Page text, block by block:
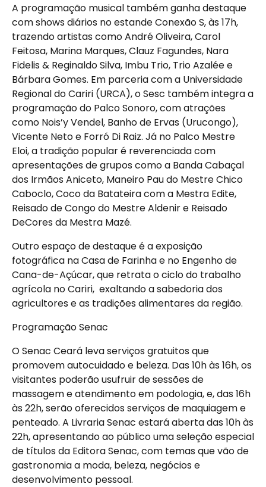
A programação musical também ganha destaque
com shows diários no estande Conexão S, às 17h,
trazendo artistas como André Oliveira, Carol
Feitosa, Marina Marques, Clauz Fagundes, Nara
Fidelis & Reginaldo Silva, Imbu Trio, Trio Azalée e
Bárbara Gomes. Em parceria com a Universidade
Regional do Cariri (URCA), o Sesc também integra a
programação do Palco Sonoro, com atrações
como Nois’y Vendel, Banho de Ervas (Urucongo),
Vicente Neto e Forró Di Raiz. Já no Palco Mestre
Eloi, a tradição popular é reverenciada com
apresentações de grupos como a Banda Cabaçal
dos Irmãos Aniceto, Maneiro Pau do Mestre Chico
Caboclo, Coco da Batateira com a Mestra Edite,
Reisado de Congo do Mestre Aldenir e Reisado
DeCores da Mestra Mazé.
Outro espaço de destaque é a exposição
fotográfica na Casa de Farinha e no Engenho de
Cana-de-Açúcar, que retrata o ciclo do trabalho
agrícola no Cariri, exaltando a sabedoria dos
agricultores e as tradições alimentares da região.
Programação Senac
O Senac Ceará leva serviços gratuitos que
promovem autocuidado e beleza. Das 10h às 16h, os
visitantes poderão usufruir de sessões de
massagem e atendimento em podologia, e, das 16h
às 22h, serão oferecidos serviços de maquiagem e
penteado. A Livraria Senac estará aberta das 10h às
22h, apresentando ao público uma seleção especial
de títulos da Editora Senac, com temas que vão de
gastronomia a moda, beleza, negócios e
desenvolvimento pessoal.